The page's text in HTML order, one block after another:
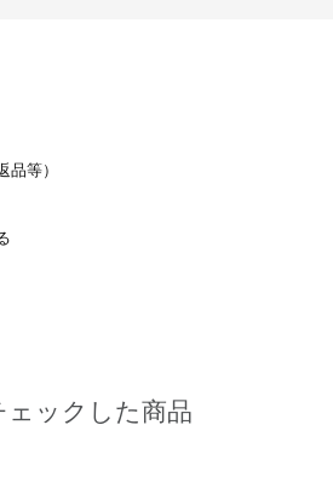
品等）
ェックした商品